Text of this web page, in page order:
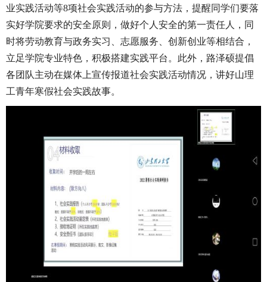
业实践活动等8项社会实践活动的参与方法，提醒同学们要落
实好学院要求的安全原则，做好个人安全的第一责任人，同
时将劳动教育与政务实习、志愿服务、创新创业等相结合，
立足学院专业特色，积极搭建实践平台。此外，路泽硕提倡
各团队主动在媒体上宣传报道社会实践活动情况，讲好山理
工青年寒假社会实践故事。